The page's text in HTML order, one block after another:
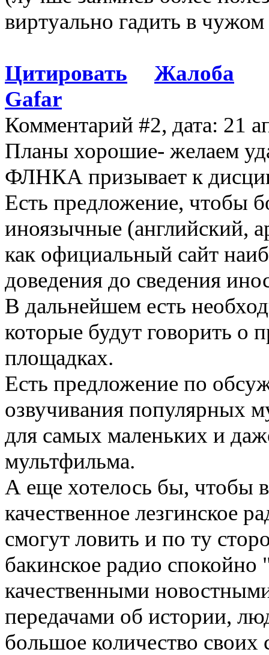
виртуально гадить в
Цитировать
Жалоба
Gafar
Комментарий #2, дата: 21
Планы хорошие- желаем
ФЛНКА призывает к
Есть предложение, чтобы
иноязычные (английский,
как официальный сайт
доведения до сведения
В дальнейшем есть
которые будут говорить о
площадках.
Есть предложение по
озвучивания популярных
для самых маленьких и
мультфильма.
А еще хотелось бы, чтобы
качественное
смогут ловить и по ту
бакинское радио спокойно
качественными
передачами об истории,
большое количество своих